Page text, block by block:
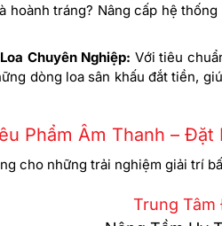
hoành tráng? Nâng cấp hệ
Chuyên Nghiệp: Với tiêu
dòng loa sân khấu đắt tiền,
Phẩm Âm Thanh – Đặt
cho những trải nghiệm giải trí
Trung Tâm